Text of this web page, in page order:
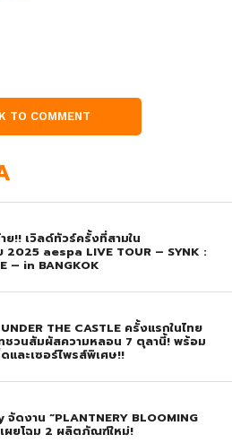
TO COMMENT
ย!! เวิลด์ทัวร์ครั้งที่สามใน
2025 aespa LIVE TOUR – SYNK :
– in BANGKOK
THE CASTLE ครั้งแรกในไทย
ชวนสัมผัสความหลอน 7 ตุลานี้! พร้อม
และเซอร์ไพรส์พิเศษ!!
ดงาน “PLANTNERY BLOOMING
เผยโฉม 2 ผลิตภัณฑ์ใหม่!